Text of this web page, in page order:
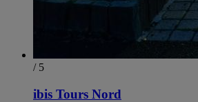
/ 5
ibis Tours Nord